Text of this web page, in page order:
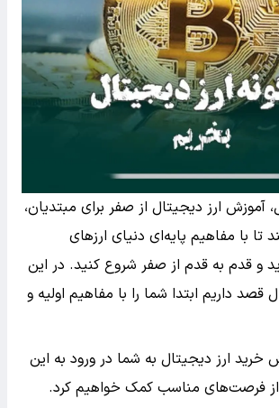
آموزش ارز دیجیتال از صفر برای مبتدیان،
با مفاهیم پایه‌ای دنیای ارزهای
و قدم به قدم از صفر شروع کنید. در این
قصد داریم ابتدا شما را با مفاهیم اولیه و
خرید ارز دیجیتال به شما در ورود به این
از فرصت‌های مناسب کمک خواهیم کرد.